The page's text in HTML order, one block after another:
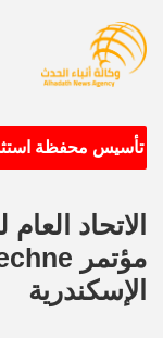
تأسيس محفظة
الاتحاد
الإسكندرية